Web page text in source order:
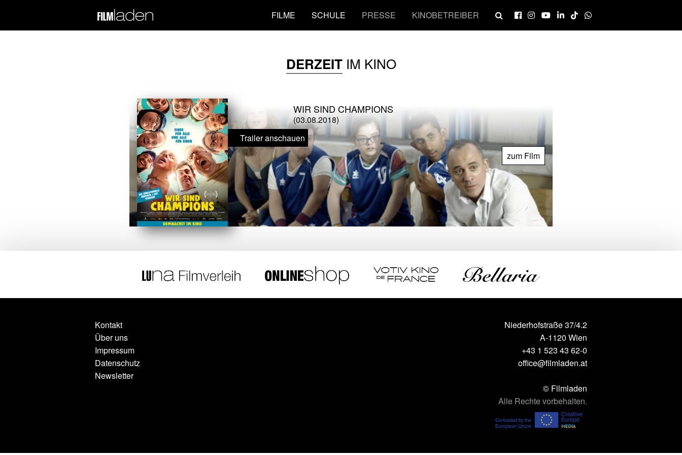
FILME SCHULE PRESSE KINOBETREIBER
DERZEITIM KINO
WIR SIND CHAMPIONS
(03.08.2018)
Trailer anschauen
zum Film
Kontakt
Über uns
Impressum
Datenschutz
Newsletter
Niederhofstraße 37/4.2
A-1120 Wien
+43 1 523 43 62-0
office@filmladen.at
© Filmladen
Alle Rechte vorbehalten.